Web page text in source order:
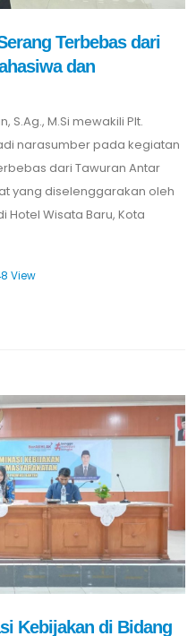
Terbebas dari
dan
S.Ag., M.Si mewakili Plt.
narasumber pada kegiatan
dari Tawuran Antar
yang diselenggarakan oleh
Hotel Wisata Baru, Kota
View
Kebijakan di Bidang